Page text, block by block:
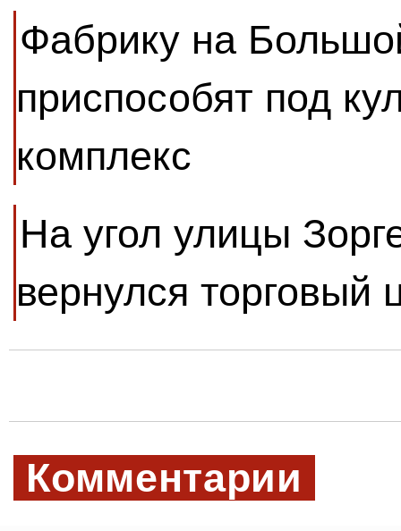
Фабрику на
приспособят под
комплекс
На угол улицы
вернулся торговый
Комментарии